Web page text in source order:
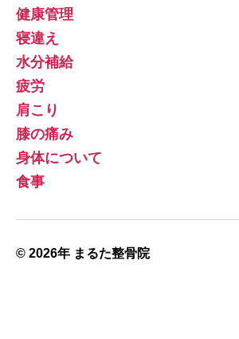
健康管理
寝違え
水分補給
疲労
肩こり
膝の痛み
身体について
食事
© 2026年 まるた整骨院